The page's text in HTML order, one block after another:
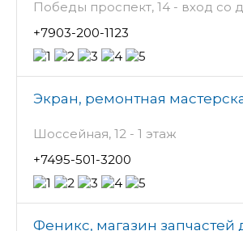
Победы проспект, 14 - вход со
+7903-200-1123
Экран, ремонтная
Шоссейная, 12 - 1 этаж
+7495-501-3200
Феникс, магазин запчастей